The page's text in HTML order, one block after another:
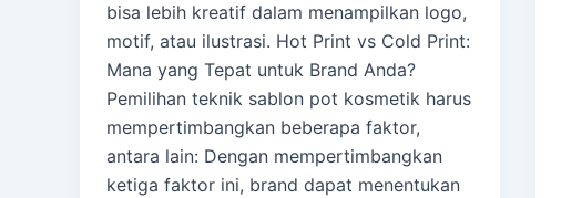
bisa lebih kreatif dalam menampilkan logo,
motif, atau ilustrasi. Hot Print vs Cold Print:
Mana yang Tepat untuk Brand Anda?
Pemilihan teknik sablon pot kosmetik harus
mempertimbangkan beberapa faktor,
antara lain: Dengan mempertimbangkan
ketiga faktor ini, brand dapat menentukan